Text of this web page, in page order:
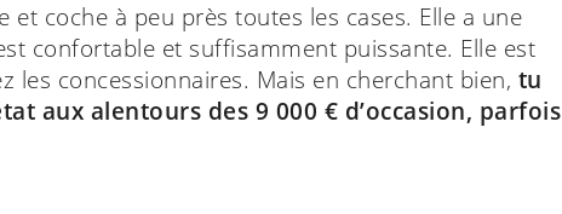
et coche à peu près toutes les cases. Elle a une
confortable et suffisamment puissante. Elle est
les concessionnaires. Mais en cherchant bien, tu
aux alentours des 9 000 € d’occasion, parfois